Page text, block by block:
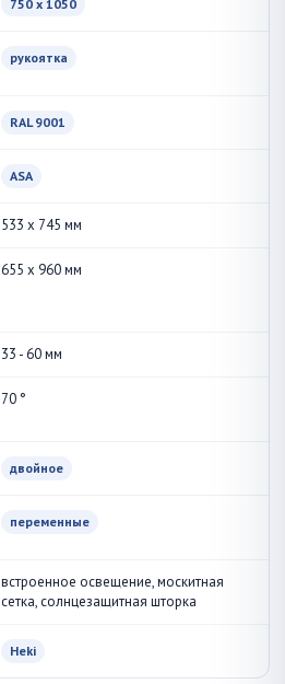
750 x 1050
рукоятка
RAL 9001
ASA
533 x 745 мм
655 x 960 мм
33 - 60 мм
70 °
двойное
переменные
встроенное освещение, москитная
сетка, солнцезащитная шторка
Heki